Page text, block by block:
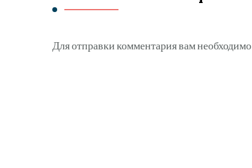
Для отправки комментария вам необходимо